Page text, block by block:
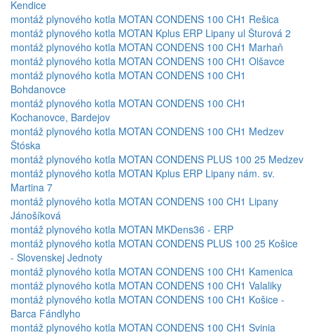
Kendice
montáž plynového kotla MOTAN CONDENS 100 CH1 Rešica
montáž plynového kotla MOTAN Kplus ERP Lipany ul Šturová 2
montáž plynového kotla MOTAN CONDENS 100 CH1 Marhaň
montáž plynového kotla MOTAN CONDENS 100 CH1 Olšavce
montáž plynového kotla MOTAN CONDENS 100 CH1
Bohdanovce
montáž plynového kotla MOTAN CONDENS 100 CH1
Kochanovce, Bardejov
montáž plynového kotla MOTAN CONDENS 100 CH1 Medzev
Štóska
montáž plynového kotla MOTAN CONDENS PLUS 100 25 Medzev
montáž plynového kotla MOTAN Kplus ERP Lipany nám. sv.
Martina 7
montáž plynového kotla MOTAN CONDENS 100 CH1 Lipany
Jánošíková
montáž plynového kotla MOTAN MKDens36 - ERP
montáž plynového kotla MOTAN CONDENS PLUS 100 25 Košice
- Slovenskej Jednoty
montáž plynového kotla MOTAN CONDENS 100 CH1 Kamenica
montáž plynového kotla MOTAN CONDENS 100 CH1 Valaliky
montáž plynového kotla MOTAN CONDENS 100 CH1 Košice -
Barca Fándlyho
montáž plynového kotla MOTAN CONDENS 100 CH1 Svinia